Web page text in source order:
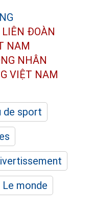
LIÊN ĐOÀN
NAM
NHÂN
VIỆT NAM
de sport
Le monde